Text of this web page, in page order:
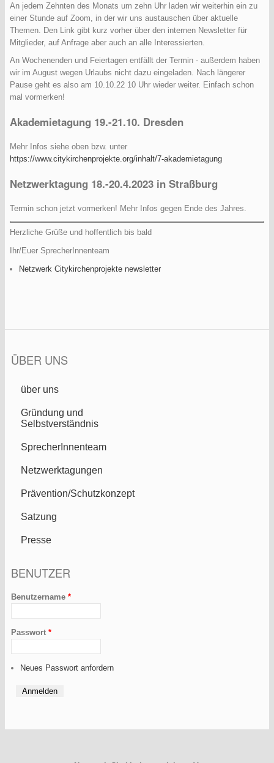
An jedem Zehnten des Monats um zehn Uhr laden wir weiterhin ein zu
einer Stunde auf Zoom, in der wir uns austauschen über aktuelle
Themen. Den Link gibt kurz vorher über den internen Newsletter für
Mitglieder, auf Anfrage aber auch an alle Interessierten.
An Wochenenden und Feiertagen entfällt der Termin - außerdem haben
wir im August wegen Urlaubs nicht dazu eingeladen. Nach längerer
Pause geht es also am 10.10.22 10 Uhr wieder weiter. Einfach schon
mal vormerken!
Akademietagung 19.-21.10. Dresden
Mehr Infos siehe oben bzw. unter
https://www.citykirchenprojekte.org/inhalt/7-akademietagung
Netzwerktagung 18.-20.4.2023 in Straßburg
Termin schon jetzt vormerken! Mehr Infos gegen Ende des Jahres.
Herzliche Grüße und hoffentlich bis bald
Ihr/Euer SprecherInnenteam
Netzwerk Citykirchenprojekte newsletter
ÜBER UNS
über uns
Gründung und
Selbstverständnis
SprecherInnenteam
Netzwerktagungen
Prävention/Schutzkonzept
Satzung
Presse
BENUTZER
Benutzername *
Passwort *
Neues Passwort anfordern